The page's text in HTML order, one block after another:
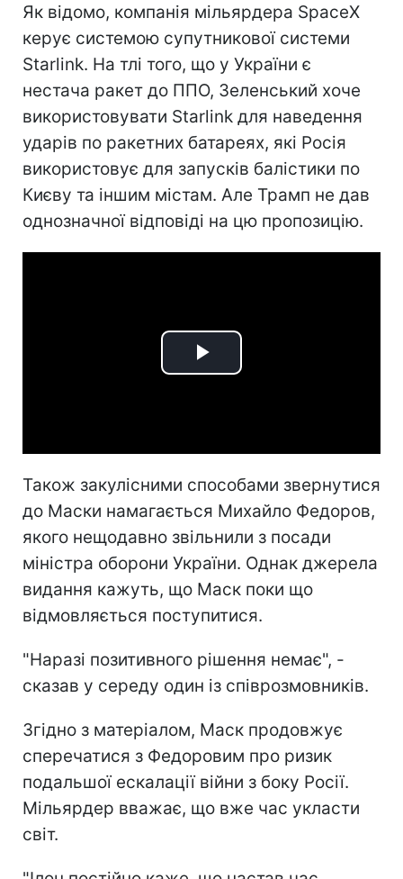
Як відомо, компанія мільярдера SpaceX
керує системою супутникової системи
Starlink. На тлі того, що у України є
нестача ракет до ППО, Зеленський хоче
використовувати Starlink для наведення
ударів по ракетних батареях, які Росія
використовує для запусків балістики по
Києву та іншим містам. Але Трамп не дав
однозначної відповіді на цю пропозицію.
Play
Також закулісними способами звернутися
до Маски намагається Михайло Федоров,
якого нещодавно звільнили з посади
міністра оборони України. Однак джерела
видання кажуть, що Маск поки що
відмовляється поступитися.
"Наразі позитивного рішення немає", -
сказав у середу один із співрозмовників.
Згідно з матеріалом, Маск продовжує
сперечатися з Федоровим про ризик
подальшої ескалації війни з боку Росії.
Мільярдер вважає, що вже час укласти
світ.